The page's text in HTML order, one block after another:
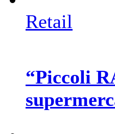
Retail
“Piccoli